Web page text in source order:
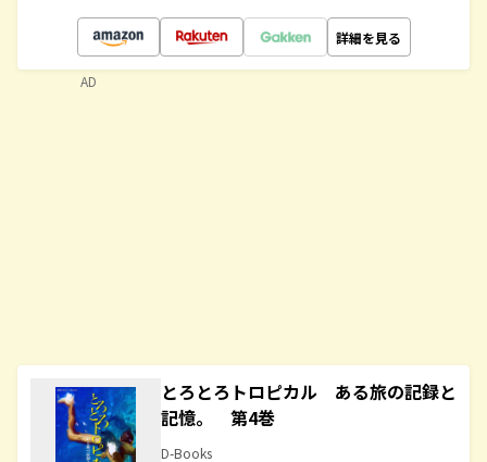
詳細を見る
とろとろトロピカル ある旅の記録と
記憶。 第4巻
D-Books
AD